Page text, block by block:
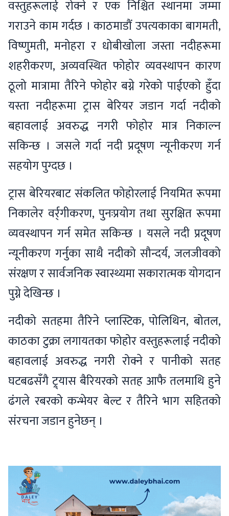
वस्तुहरूलाई रोक्ने र एक निश्चित स्थानमा जम्मा
गराउने काम गर्दछ । काठमाडौं उपत्यकाका बागमती,
विष्णुमती, मनोहरा र धोबीखोला जस्ता नदीहरूमा
शहरीकरण, अव्यवस्थित फोहोर व्यवस्थापन कारण
ठूलो मात्रामा तैरिने फोहोर बग्ने गरेको पाईएको हुँदा
यस्ता नदीहरूमा ट्रास बेरियर जडान गर्दा नदीको
बहावलाई अवरुद्ध नगरी फोहोर मात्र निकाल्न
सकिन्छ । जसले गर्दा नदी प्रदूषण न्यूनीकरण गर्न
सहयोग पुग्दछ ।
ट्रास बेरियरबाट संकलित फोहोरलाई नियमित रूपमा
निकालेर वर्र्गीकरण, पुनःप्रयोग तथा सुरक्षित रूपमा
व्यवस्थापन गर्न समेत सकिन्छ । यसले नदी प्रदूषण
न्यूनीकरण गर्नुका साथै नदीको सौन्दर्य, जलजीवको
संरक्षण र सार्वजनिक स्वास्थ्यमा सकारात्मक योगदान
पुग्ने देखिन्छ ।
नदीको सतहमा तैरिने प्लास्टिक, पोलिथिन, बोतल,
काठका टुक्रा लगायतका फोहोर वस्तुहरूलाई नदीको
बहावलाई अवरुद्ध नगरी रोक्ने र पानीको सतह
घटबढसँगै ट्र्यास बैरियरको सतह आफै तलमाथि हुने
ढंगले रबरको कन्भेयर बेल्ट र तैरिने भाग सहितको
संरचना जडान हुनेछन् ।